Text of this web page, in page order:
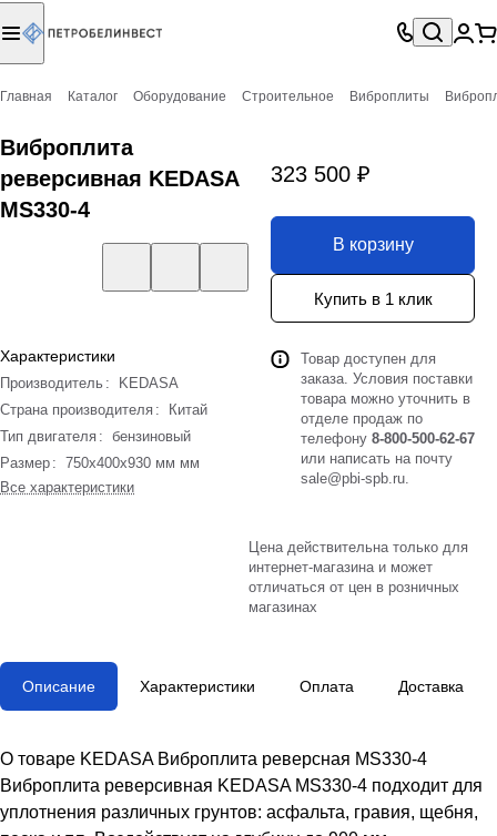
Главная Каталог Оборудование Строительное Виброплиты
Виброплита
реверсивная KEDASA
MS330-4
Характеристики
Производитель :
KEDASA
Страна производителя :
Китай
Тип двигателя : бензиновый
Размер : 750х400х930 мм мм
Все характеристики
323 500 ₽
В корзину
Купить в 1 клик
Товар доступен для
заказа. Условия поставки
товара можно уточнить в
отделе продаж по
телефону 8-800-500-62-67
или написать на почту
sale@pbi-spb.ru.
Цена действительна только для
интернет-магазина и может
отличаться от цен в розничных
магазинах
Описание Характеристики Оплата Доставка
О товаре KEDASA Виброплита реверсная MS330-4
Виброплита реверсивная KEDASA MS330-4 подходит для
уплотнения различных грунтов: асфальта, гравия, щебня,